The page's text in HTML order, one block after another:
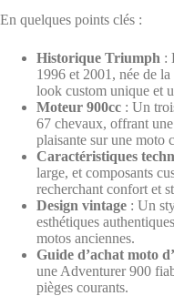
En quelques points clés :
Historique Triumph :
1996 et 2001, née de
look custom unique et
Moteur 900cc : Un
67 chevaux, offrant
plaisante sur une moto
Caractéristiques
large, et composants
recherchant confort et
Design vintage : Un
esthétiques
motos anciennes.
Guide d’achat moto
une Adventurer 900
pièges courants.